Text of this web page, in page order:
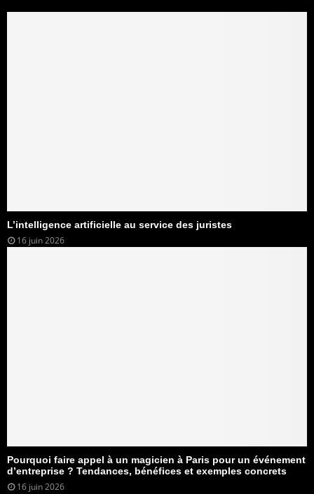
L’intelligence artificielle au service des juristes
16 juin 2026
Pourquoi faire appel à un magicien à Paris pour un événement
d’entreprise ? Tendances, bénéfices et exemples concrets
16 juin 2026